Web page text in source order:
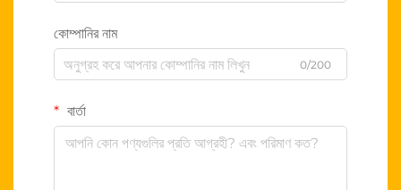
কোম্পানির নাম
0/200
বার্তা